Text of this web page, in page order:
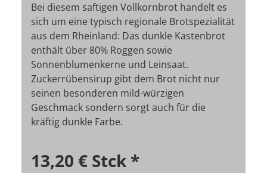
Bei diesem saftigen Vollkornbrot handelt es
sich um eine typisch regionale Brotspezialität
aus dem Rheinland: Das dunkle Kastenbrot
enthält über 80% Roggen sowie
Sonnenblumenkerne und Leinsaat.
Zuckerrübensirup gibt dem Brot nicht nur
seinen besonderen mild-würzigen
Geschmack sondern sorgt auch für die
kräftig dunkle Farbe.
13,20 € Stck *